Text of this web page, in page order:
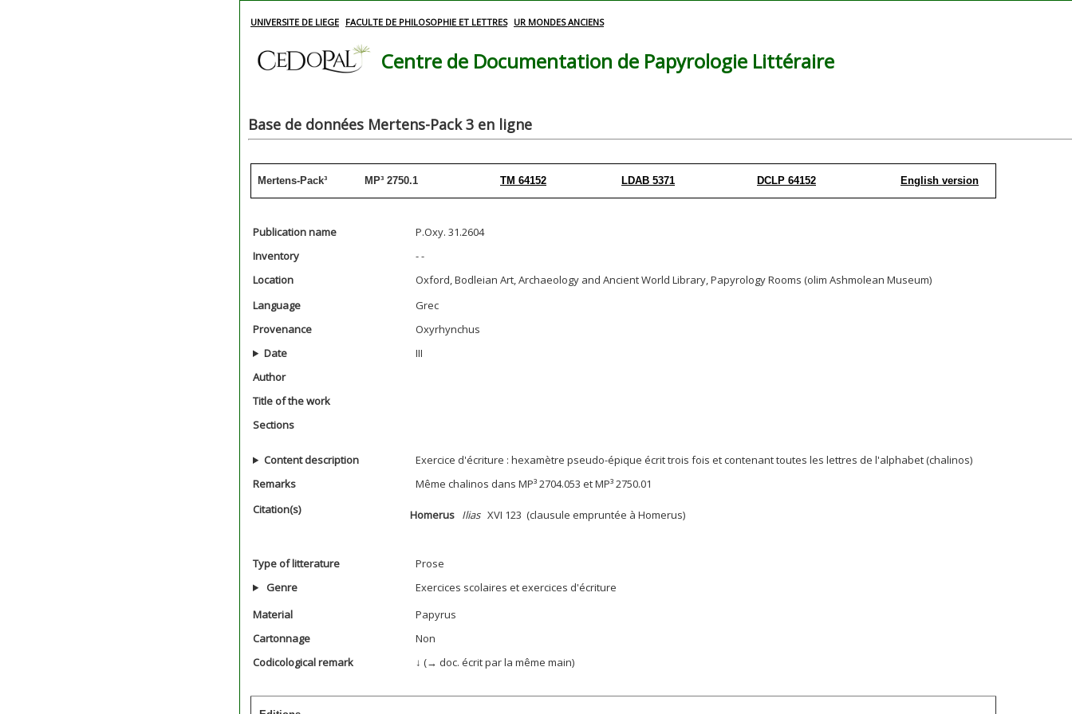
UNIVERSITE DE LIEGE FACULTE DE PHILOSOPHIE ET LETTRES UR MONDES ANCIENS
Centre de Documentation de Papyrologie Littéraire
Base de données Mertens-Pack 3 en ligne
Mertens-Pack³ MP³ 2750.1 TM 64152 LDAB 5371 DCLP 64152 English version
Publication name
P.Oxy. 31.2604
Inventory
- -
Location
Oxford, Bodleian Art, Archaeology and Ancient World Library, Papyrology Rooms (olim Ashmolean Museum)
Language
Grec
Provenance
Oxyrhynchus
Date
III
Author
Title of the work
Sections
Content description
Exercice d'écriture : hexamètre pseudo-épique écrit trois fois et contenant toutes les lettres de l'alphabet (chalinos)
Remarks
Même chalinos dans MP³ 2704.053 et MP³ 2750.01
Citation(s)
Homerus IliasXVI 123 (clausule empruntée à Homerus)
Type of litterature
Prose
Genre
Exercices scolaires et exercices d'écriture
Material
Papyrus
Cartonnage
Non
Codicological remark
↓ (→ doc. écrit par la même main)